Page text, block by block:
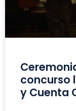
concurso
y Cuenta